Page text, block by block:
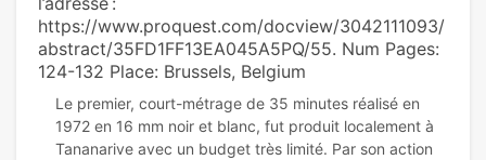
https://www.proquest.com/docview/3042111093/
abstract/35FD1FF13EA045A5PQ/55. Num Pages:
124-132 Place: Brussels, Belgium
Le premier, court-métrage de 35 minutes réalisé en
1972 en 16 mm noir et blanc, fut produit localement à
Tananarive avec un budget très limité. Par son action